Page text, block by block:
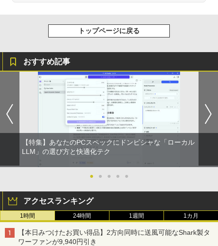
トップページに戻る
おすすめ記事
【特集】あなたのPCスペックにドンピシャな「ローカル
LLM」の選び方と快適化テク
● ● ● ● ●
アクセスランキング
1時間 24時間 1週間 1カ月
【本日みつけたお買い得品】2方向同時に送風可能なShark製タ
ワーファンが9,940円引き